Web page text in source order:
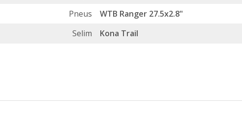
Pneus
WTB Ranger 27.5x2.8"
Selim
Kona Trail